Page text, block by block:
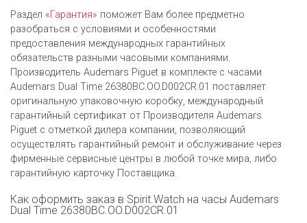
Раздел «Гарантия» поможет Вам более предметно
разобраться с условиями и особенностями
предоставления международных гарантийных
обязательств разными часовыми компаниями.
Производитель Audemars Piguet в комплекте с часами
Audemars Dual Time 26380BC.OO.D002CR.01 поставляет
оригинальную упаковочную коробку, международный
гарантийный сертификат от Производителя Audemars
Piguet c отметкой дилера компании, позволяющий
осуществлять гарантийный ремонт и обслуживание через
фирменные сервисные центры в любой точке мира, либо
гарантийную карточку Поставщика.
Как оформить заказ в Spirit.Watch на часы Audemars
Dual Time 26380BC.OO.D002CR.01